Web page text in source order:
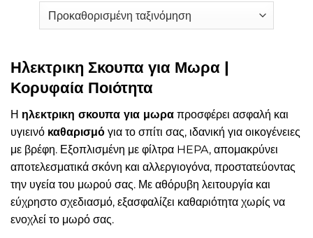
Ηλεκτρικη Σκουπα για Μωρα |
Κορυφαία Ποιότητα
Η ηλεκτρικη σκουπα για μωρα προσφέρει ασφαλή και
υγιεινό καθαρισμό για το σπίτι σας, ιδανική για οικογένειες
με βρέφη. Εξοπλισμένη με φίλτρα HEPA, απομακρύνει
αποτελεσματικά σκόνη και αλλεργιογόνα, προστατεύοντας
την υγεία του μωρού σας. Με αθόρυβη λειτουργία και
εύχρηστο σχεδιασμό, εξασφαλίζει καθαριότητα χωρίς να
ενοχλεί το μωρό σας.